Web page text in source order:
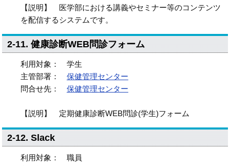
【説明】 医学部における講義やセミナー等のコンテンツ
を配信するシステムです。
2-11. 健康診断WEB問診フォーム
利用対象： 学生
主管部署： 保健管理センター
問合せ先： 保健管理センター
【説明】 定期健康診断WEB問診(学生)フォーム
2-12. Slack
利用対象： 職員